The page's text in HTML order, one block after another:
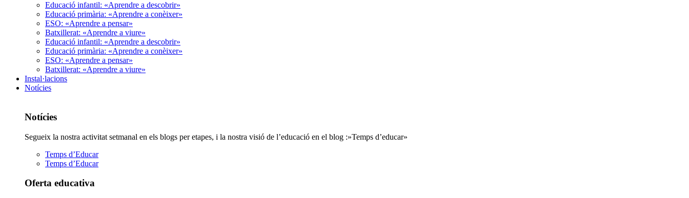
Educació infantil: «Aprendre a descobrir»
Educació primària: «Aprendre a conèixer»
ESO: «Aprendre a pensar»
Batxillerat: «Aprendre a viure»
Educació infantil: «Aprendre a descobrir»
Educació primària: «Aprendre a conèixer»
ESO: «Aprendre a pensar»
Batxillerat: «Aprendre a viure»
Instal·lacions
Notícies
Notícies
Segueix la nostra activitat setmanal en els blogs per etapes, i la nostra visió de l’educació en el blog :»Temps d’educar»
Temps d’Educar
Temps d’Educar
Oferta educativa